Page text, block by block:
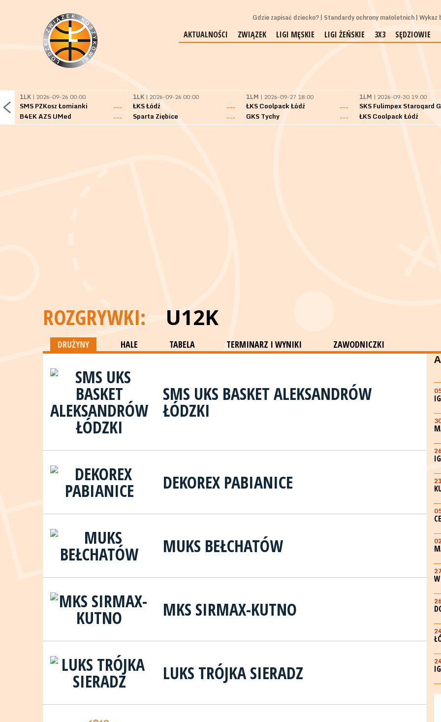
Gdzie zapisać dziecko? Standardy ochrony małoletnich Wykaz
AKTUALNOŚCI ZWIĄZEK LIGI MĘSKIE LIGI ŻEŃSKIE 3X3 SĘDZIOWIE
1LK | 2026-09-26 00:00
SMS PZKosz Łomianki
---
B4EK AZS UMed
---
1LK | 2026-09-26 00:00
ŁKS Łódź
---
Sparta Ziębice
---
1LM | 2026-09-27 18:00
ŁKS Coolpack Łódź
---
GKS Tychy
---
1LM | 2026-09-30 19:00
ŁKS Coolpack Łódź
ROZGRYWKI: U12K
DRUŻYNY HALE TABELA TERMINARZ I WYNIKI ZAWODNICZKI
SMS UKS BASKET ALEKSANDRÓW
ŁÓDZKI
DEKOREX PABIANICE
MUKS BEŁCHATÓW
MKS SIRMAX-KUTNO
LUKS TRÓJKA SIERADZ